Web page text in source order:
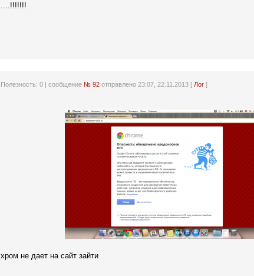
....!!!!!!!
Полезность: 0| сообщение № 92отправлено 23:07, 22.11.2013 [ Лог]
хром не дает на сайт зайти